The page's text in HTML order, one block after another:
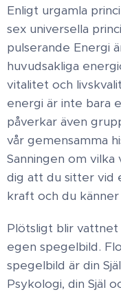
Enligt urgamla
sex universella
pulserande Energi
huvudsakliga
vitalitet och
energi är inte bara
påverkar även
vår gemensamma
Sanningen om vilka
dig att du sitter vid
kraft och du
Plötsligt blir vattnet
egen spegelbild.
spegelbild är din
Psykologi, din Själ